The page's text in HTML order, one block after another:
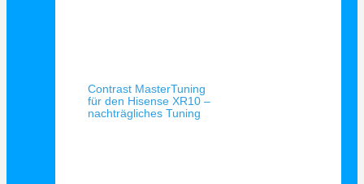
Contrast MasterTuning
für den Hisense XR10 –
nachträgliches Tuning